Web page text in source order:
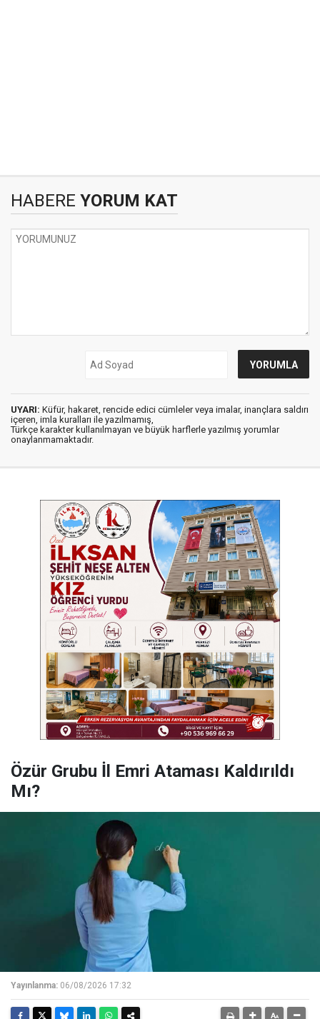
HABERE YORUM KAT
UYARI: Küfür, hakaret, rencide edici cümleler veya imalar, inançlara saldırı
içeren, imla kuralları ile yazılmamış,
Türkçe karakter kullanılmayan ve büyük harflerle yazılmış yorumlar
onaylanmamaktadır.
Özür Grubu İl Emri Ataması Kaldırıldı
Mı?
Yayınlanma: 06/08/2026 17:32